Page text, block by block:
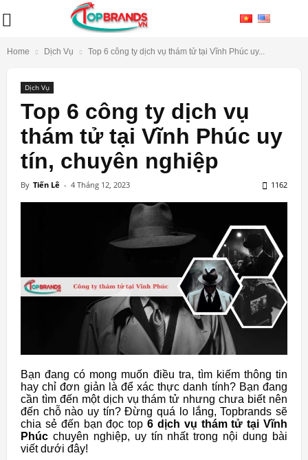
Home Dịch Vụ Top 6 công ty dịch vụ thám tử tại Vĩnh Phúc uy...
Dịch Vụ
Top 6 công ty dịch vụ
thám tử tại Vĩnh Phúc uy
tín, chuyên nghiệp
By Tiến Lê - 4 Tháng 12, 2023 1162
Bạn đang có mong muốn điều tra, tìm kiếm thông tin
hay chỉ đơn giản là để xác thực danh tính? Bạn đang
cần tìm đến một dịch vụ thám tử nhưng chưa biết nên
đến chỗ nào uy tín? Đừng quá lo lắng, Topbrands sẽ
chia sẻ đến bạn đọc top 6 dịch vụ thám tử tại Vĩnh
Phúc chuyên nghiệp, uy tín nhất trong nội dung bài
viết dưới đây!